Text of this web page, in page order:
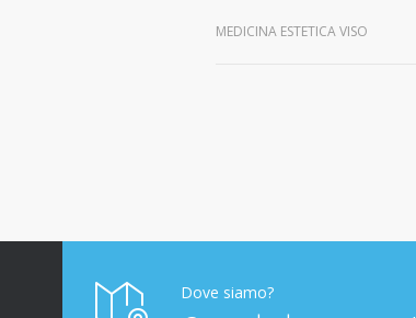
MEDICINA ESTETICA VISO
Dove siamo?